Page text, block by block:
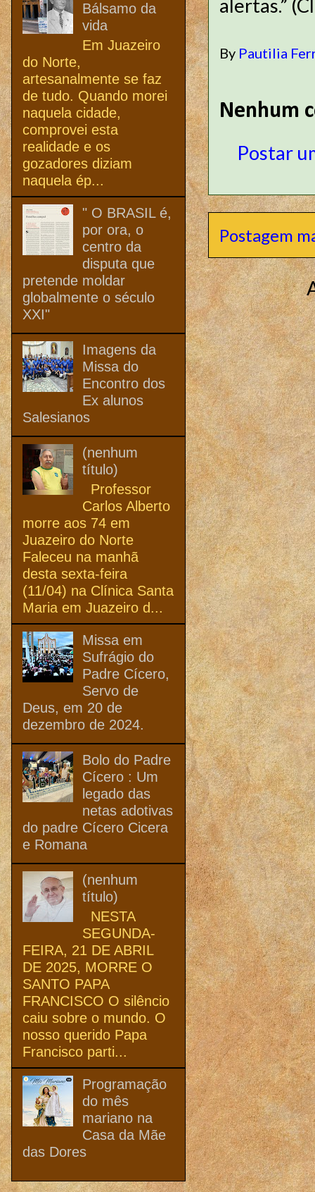
alertas.”
By Pautilia
Nenhum
Postar
Postagem
Bálsamo da
vida
Em Juazeiro
do Norte,
artesanalmente se faz
de tudo. Quando morei
naquela cidade,
comprovei esta
realidade e os
gozadores diziam
naquela ép...
" O BRASIL é,
por ora, o
centro da
disputa que
pretende moldar
globalmente o século
XXI"
Imagens da
Missa do
Encontro dos
Ex alunos
Salesianos
(nenhum
título)
Professor
Carlos Alberto
morre aos 74 em
Juazeiro do Norte
Faleceu na manhã
desta sexta-feira
(11/04) na Clínica Santa
Maria em Juazeiro d...
Missa em
Sufrágio do
Padre Cícero,
Servo de
Deus, em 20 de
dezembro de 2024.
Bolo do Padre
Cícero : Um
legado das
netas adotivas
do padre Cícero Cicera
e Romana
(nenhum
título)
NESTA
SEGUNDA-
FEIRA, 21 DE ABRIL
DE 2025, MORRE O
SANTO PAPA
FRANCISCO O silêncio
caiu sobre o mundo. O
nosso querido Papa
Francisco parti...
Programação
do mês
mariano na
Casa da Mãe
das Dores